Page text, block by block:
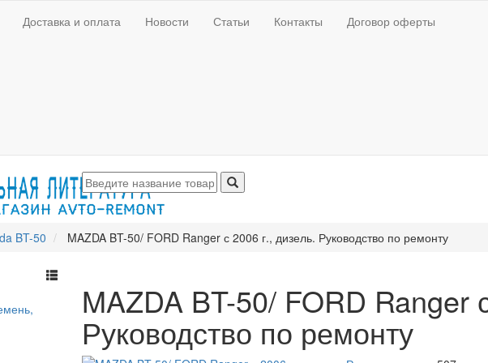
Доставка и оплата Новости Статьи Контакты Договор оферты
BT-50 MAZDA BT-50/ FORD Ranger с 2006 г., дизель. Руководство по ремонту
MAZDA BT-50/ FORD Ranger
Руководство по ремонту